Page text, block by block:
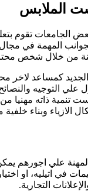
الملابس
الجامعات تقوم
المهمة في مجال
من خلال شخص
كمساعد لاخر
علي التوجيه
تنمية ذاته مهنيا
الازياء وبناء
علي اجورهم
في اتيليه، او
التجارية.